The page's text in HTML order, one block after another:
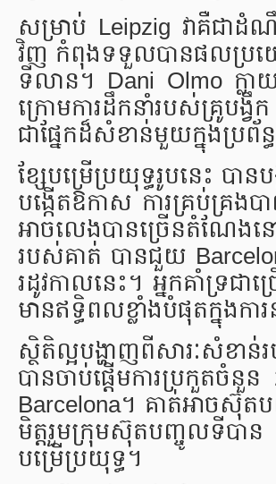
សម្រាប់ Leipzig វាគឺជាដំ
វិញ កំពុងទទួលបានផលប្រយ
ទីលាន។ Dani Olmo ក្ល
ក្រោមការដឹកនាំរបស់គ្រូបង្វឹ
ជាផ្នែកដ៏សំខាន់មួយក្នុងប្រព័
ខ្សែបម្រើប្រយុទ្ធរូបនេះ បា
បង្កើតឱកាស ការគ្រប់គ្រង
អាចលេងបានច្រើនតំណែង
របស់គាត់ បានជួយ
រដូវកាលនេះ។ អ្នកគាំទ្រជា
មានឥទ្ធិពលខ្លាំងបំផុតក្នុងក
ស្ថិតិល្អបង្ហាញពីសារៈសំខា
បានចាប់ផ្តើមការប្រកួត
Barcelona។ គាត់អាចស៊ុត
មិត្តរួមក្រុមស៊ុតបញ្ចូលទីបា
បម្រើប្រយុទ្ធ។